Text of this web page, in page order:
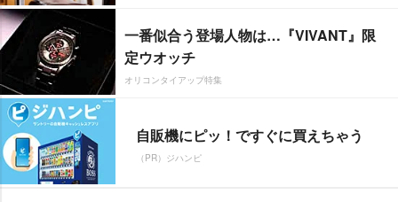
一番似合う登場人物は…『VIVANT』限
定ウオッチ
オリコンタイアップ特集
自販機にピッ！ですぐに買えちゃう
（PR）ジハンピ